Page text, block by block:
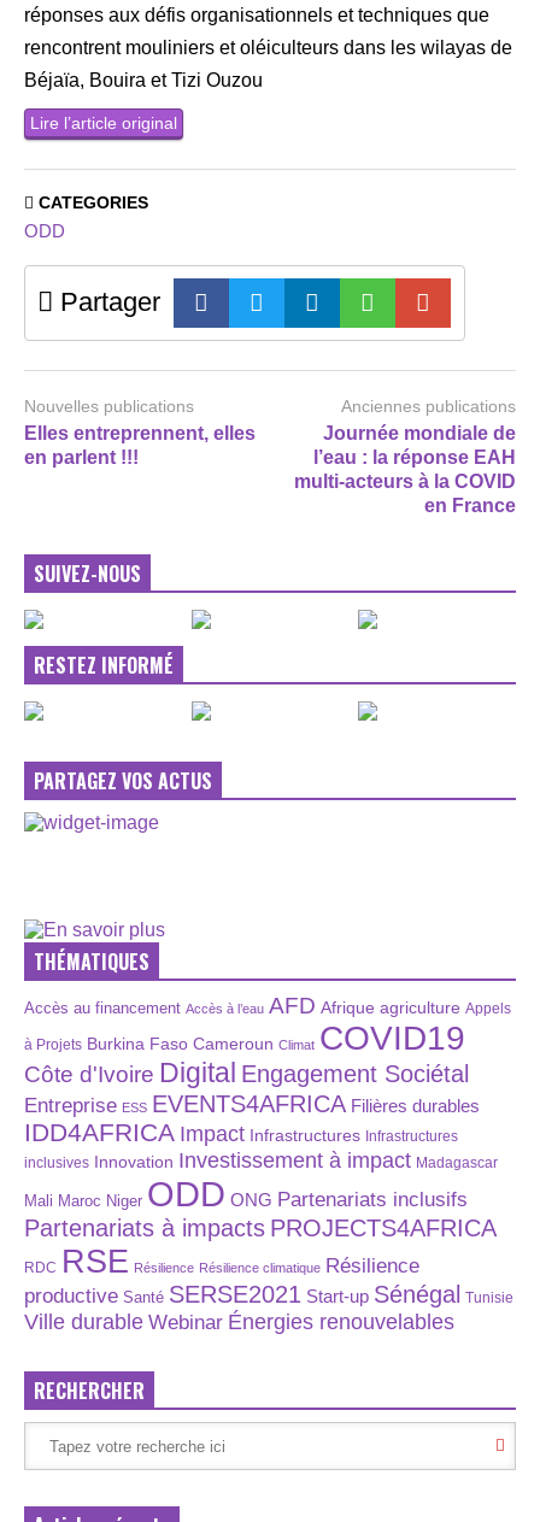
réponses aux défis organisationnels et techniques que
rencontrent mouliniers et oléiculteurs dans les wilayas de
Béjaïa, Bouira et Tizi Ouzou
Lire l’article original
CATEGORIES
ODD
Partager
Nouvelles publications
Elles entreprennent, elles
en parlent !!!
Anciennes publications
Journée mondiale de
l’eau : la réponse EAH
multi-acteurs à la COVID
en France
SUIVEZ-NOUS
RESTEZ INFORMÉ
PARTAGEZ VOS ACTUS
THÉMATIQUES
Accès au financement Accès à l’eau AFD Afrique agriculture Appels
à Projets Burkina Faso Cameroun Climat COVID19
Côte d'Ivoire Digital Engagement Sociétal
Entreprise ESS EVENTS4AFRICA Filières durables
IDD4AFRICA Impact Infrastructures Infrastructures
inclusives Innovation Investissement à impact Madagascar
Mali Maroc Niger ODD ONG Partenariats inclusifs
Partenariats à impacts PROJECTS4AFRICA
RDC RSE Résilience Résilience climatique Résilience
productive Santé SERSE2021 Start-up Sénégal Tunisie
Ville durable Webinar Énergies renouvelables
RECHERCHER